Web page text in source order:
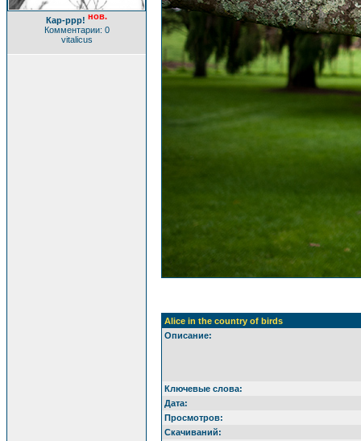
Кар-ррр! нов.
Комментарии: 0
vitalicus
Alice in the country of birds
Описание:
Ключевые слова:
Дата:
Просмотров:
Скачиваний: